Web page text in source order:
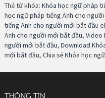
Thẻ từ khóa: Khóa học ngữ pháp
học ngữ pháp tiếng Anh cho
tiếng Anh cho người mới bắt đầu
Anh cho người mới bắt đầu, Video
người mới bắt đầu, Download
mới bắt đầu, Chia sẻ Khóa học
THÔNG TIN